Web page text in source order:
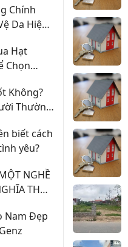
Hội
Chính
Da Hiệu
Hạt
Chọn
Không?
Thường
biết cách
yêu?
NGHỀ
THU
Nam Đẹp